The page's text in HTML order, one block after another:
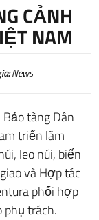
CẢNH
NAM
News
tàng Dân
triển lãm
leo núi, biến
và Hợp tác
phối hợp
trách.